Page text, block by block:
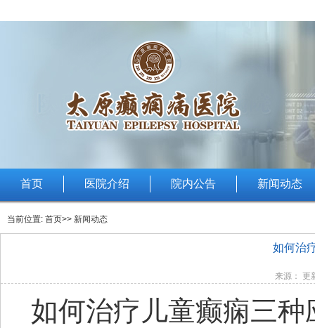
首页 医院介绍 院内公告 新闻动态
当前位置: 首页>> 新闻动态
如何治
来源：
如何治疗儿童癫痫三种